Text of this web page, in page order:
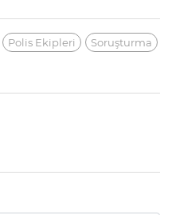
Polis Ekipleri
Soruşturma